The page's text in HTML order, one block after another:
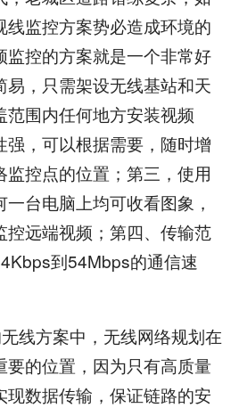
监控方案势必造成环境的
监控的方案就是一个非常好
，只需架设无线基站和天
围内任何地方安装视频
强，可以根据需要，随时增
监控点的位置；第三，使用
台电脑上均可收看图象，
控远端视频；第四、传输范
到54Mbps的通信速
线方案中，无线网络规划在
的位置，因为只有高质量
现数据传输，保证链路的安